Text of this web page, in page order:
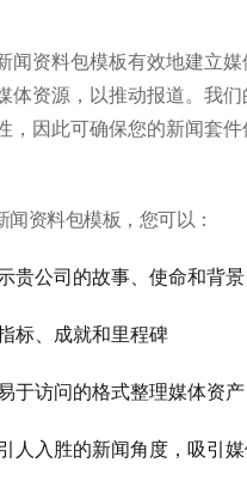
闻资料包模板有效地建立
体资源，以推动报道。我
，因此可确保您的新闻套
闻资料包模板，您可以：
贵公司的故事、使命和背景
标、成就和里程碑
于访问的格式整理媒体资产
人入胜的新闻角度，吸引